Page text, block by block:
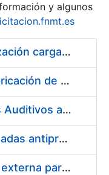
y algunos
Pliego condiciones optimización cargas compras firmado
Acuerdo marco para la fabricación de piezas
Suministro de Protectores Auditivos a medida para las personas trabajadoras de los Centros de Trabajo de Madrid y Burgos
Suministro de gafas graduadas antiproyecciones para los trabajadores de la FNMT-RCM en los centros de trabajo de Madrid y Burgos
Servicios de una empresa externa para el asesoramiento y resolución de los recursos de alzada que se presentan relacionados con procesos de selección para la FNMT-RCM